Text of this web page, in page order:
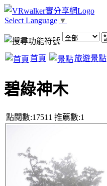
Select Language ▼
首頁 旅遊景點
碧綠神木
點閱數:17511 推薦數:1